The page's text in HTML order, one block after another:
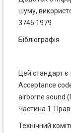
шуму,
3746:1979
Бібліографія
Цей стандарт
Acceptance
airborne sound
Частина 1.
Технічний